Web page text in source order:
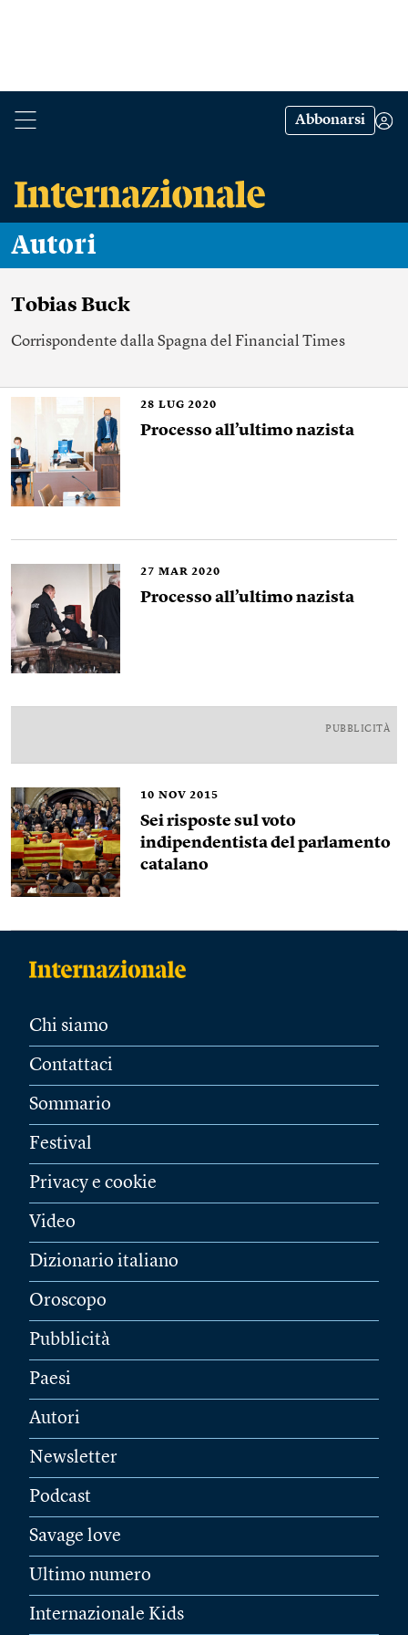
Abbonarsi
Autori
Tobias Buck
Corrispondente dalla Spagna del Financial Times
28 LUG 2020
Processo all’ultimo nazista
27 MAR 2020
Processo all’ultimo nazista
PUBBLICITÀ
10 NOV 2015
Sei risposte sul voto
indipendentista del parlamento
catalano
Chi siamo
Contattaci
Sommario
Festival
Privacy e cookie
Video
Dizionario italiano
Oroscopo
Pubblicità
Paesi
Autori
Newsletter
Podcast
Savage love
Ultimo numero
Internazionale Kids